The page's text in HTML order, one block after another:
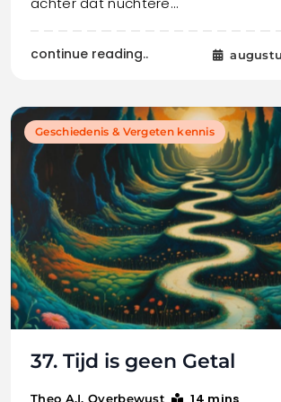
continue reading..
Geschiedenis & Vergeten kennis
37. Tijd is geen Getal
Theo A.I. Overbewust